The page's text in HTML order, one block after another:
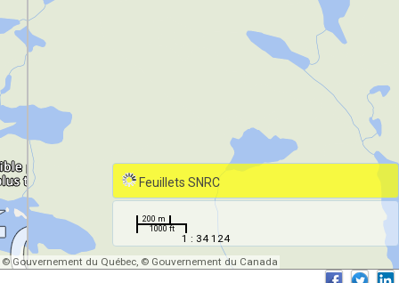
200 m
1000 ft
1 : 34 124
© Gouvernement du Québec, © Gouvernement du Canada
Feuillets SNRC